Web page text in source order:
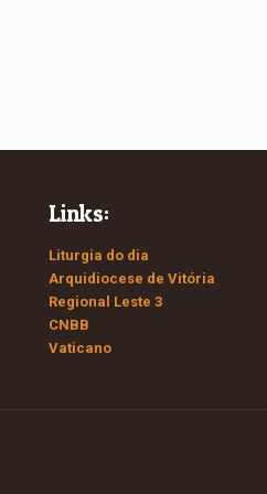
Links:
Liturgia do dia
Arquidiocese de Vitória
Regional Leste 3
CNBB
Vaticano